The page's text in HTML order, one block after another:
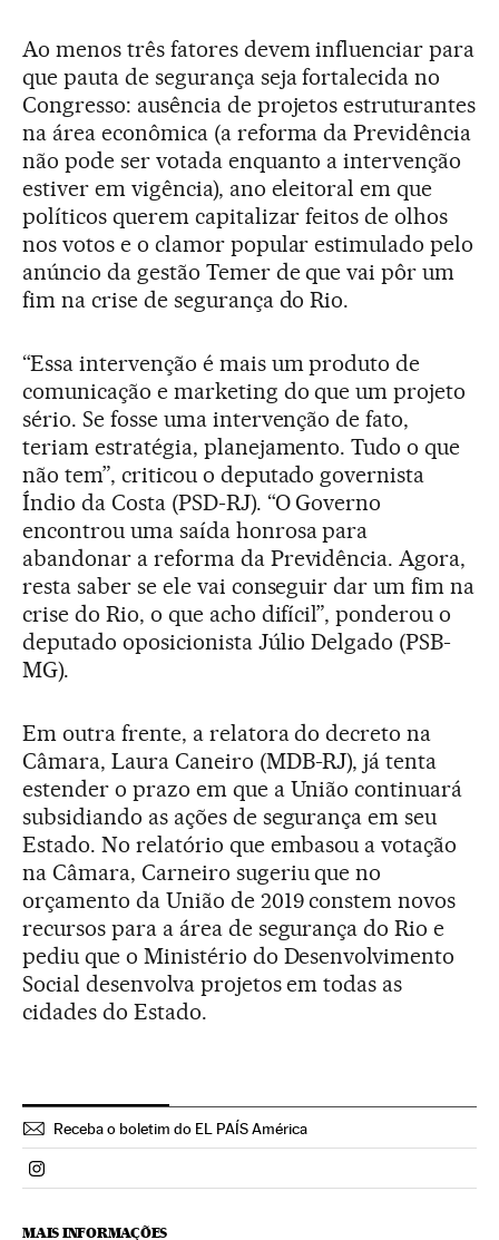
Ao menos três fatores devem influenciar para
que pauta de segurança seja fortalecida no
Congresso: ausência de projetos estruturantes
na área econômica (a reforma da Previdência
não pode ser votada enquanto a intervenção
estiver em vigência), ano eleitoral em que
políticos querem capitalizar feitos de olhos
nos votos e o clamor popular estimulado pelo
anúncio da gestão Temer de que vai pôr um
fim na crise de segurança do Rio.
“Essa intervenção é mais um produto de
comunicação e marketing do que um projeto
sério. Se fosse uma intervenção de fato,
teriam estratégia, planejamento. Tudo o que
não tem”, criticou o deputado governista
Índio da Costa (PSD-RJ). “O Governo
encontrou uma saída honrosa para
abandonar a reforma da Previdência. Agora,
resta saber se ele vai conseguir dar um fim na
crise do Rio, o que acho difícil”, ponderou o
deputado oposicionista Júlio Delgado (PSB-
MG).
Em outra frente, a relatora do decreto na
Câmara, Laura Caneiro (MDB-RJ), já tenta
estender o prazo em que a União continuará
subsidiando as ações de segurança em seu
Estado. No relatório que embasou a votação
na Câmara, Carneiro sugeriu que no
orçamento da União de 2019 constem novos
recursos para a área de segurança do Rio e
pediu que o Ministério do Desenvolvimento
Social desenvolva projetos em todas as
cidades do Estado.
Receba o boletim do EL PAÍS América
Politica El País Brasil en Instagram
MAIS INFORMAÇÕES